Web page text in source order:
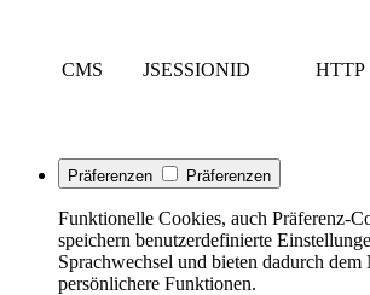
CMS JSESSIONID HTTP
Präferenzen Präferenzen
Funktionelle Cookies, auch Präferenz-
speichern benutzerdefinierte
Sprachwechsel und bieten dadurch dem
persönlichere Funktionen.